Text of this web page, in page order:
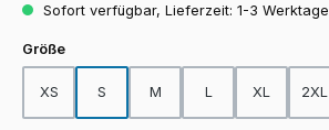
Sofort verfügbar, Lieferzeit: 1-3 Werktage
Größeauswählen
XS S M L XL 2XL